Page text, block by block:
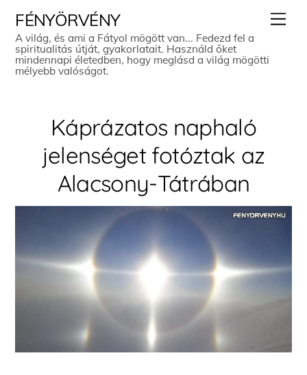
content
FÉNYÖRVÉNY
A világ, és ami a Fátyol mögött van... Fedezd fel a
spiritualitás útját, gyakorlatait. Használd őket
mindennapi életedben, hogy meglásd a világ mögötti
mélyebb valóságot.
Káprázatos naphaló
jelenséget fotóztak az
Alacsony-Tátrában